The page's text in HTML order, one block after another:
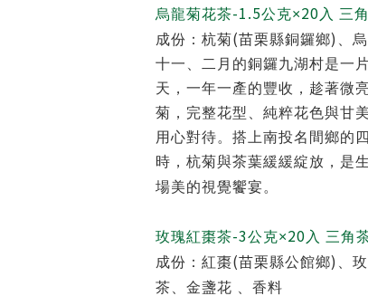
烏龍菊花茶-1.5公克×20 入 三
成份：杭菊(苗栗縣銅鑼鄉) 、
十一、二月的銅鑼九湖村是一
天，一年一產的豐收，趁著微
菊，完整花型、純粹花色與甘
用心對待。搭上南投名間鄉的
時，杭菊與茶葉緩緩綻放，是
場美的視覺饗宴。
玫瑰紅棗茶-3公克×20 入 三角
成份：紅棗(苗栗縣公館鄉) 、
茶、金盞花 、香料